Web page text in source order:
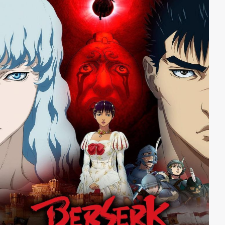
Doch noch ahnt die Truppe nicht welchem
apokalyptischen Alptraum sie entgegentreten …